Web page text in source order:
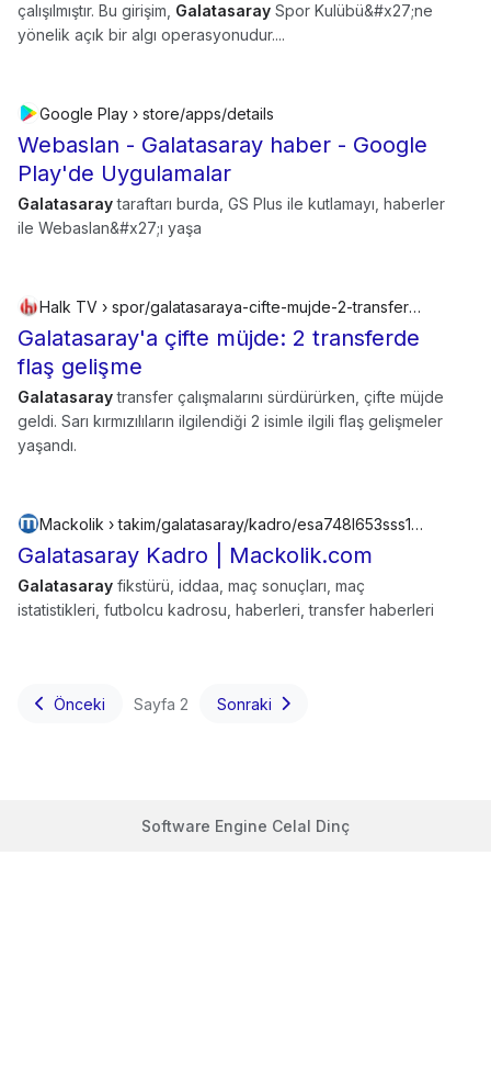
çalışılmıştır. Bu girişim, Galatasaray Spor Kulübü&#x27;ne
yönelik açık bir algı operasyonudur....
Google Play › store/apps/details
Webaslan - Galatasaray haber - Google
Play'de Uygulamalar
Galatasaraytaraftarı burda, GS Plus ile kutlamayı, haberler
ile Webaslan&#x27;ı yaşa
Halk TV › spor/galatasaraya-cifte-mujde-2-transferde-flas-gelisme-1044267h
Galatasaray'a çifte müjde: 2 transferde
flaş gelişme
Galatasaraytransfer çalışmalarını sürdürürken, çifte müjde
geldi. Sarı kırmızılıların ilgilendiği 2 isimle ilgili flaş gelişmeler
yaşandı.
Mackolik › takim/galatasaray/kadro/esa748l653sss1wurz5ps3228
Galatasaray Kadro | Mackolik.com
Galatasaray fikstürü, iddaa, maç sonuçları, maç
istatistikleri, futbolcu kadrosu, haberleri, transfer haberleri
Önceki Sayfa 2 Sonraki
Software Engine Celal Dinç